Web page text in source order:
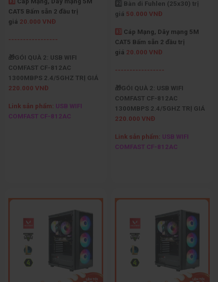
CAT5 Bấm sẵn 2 đầu trị
giá 20.000 VNĐ
-----------------
🎁GÓI QUÀ 2: USB WIFI
COMFAST CF-812AC
1300MBPS 2.4/5GHZ TRỊ GIÁ
220.000 VNĐ
Link sản phẩm: USB WIFI
COMFAST CF-812AC
2️⃣ Bàn di Fuhlen (25x30) trị
giá 50.000 VNĐ
3️⃣ Cáp Mạng, Dây mạng 5M
CAT5 Bấm sẵn 2 đầu trị
giá 20.000 VNĐ
-----------------
🎁GÓI QUÀ 2: USB WIFI
COMFAST CF-812AC
1300MBPS 2.4/5GHZ TRỊ GIÁ
220.000 VNĐ
Link sản phẩm: USB WIFI
COMFAST CF-812AC